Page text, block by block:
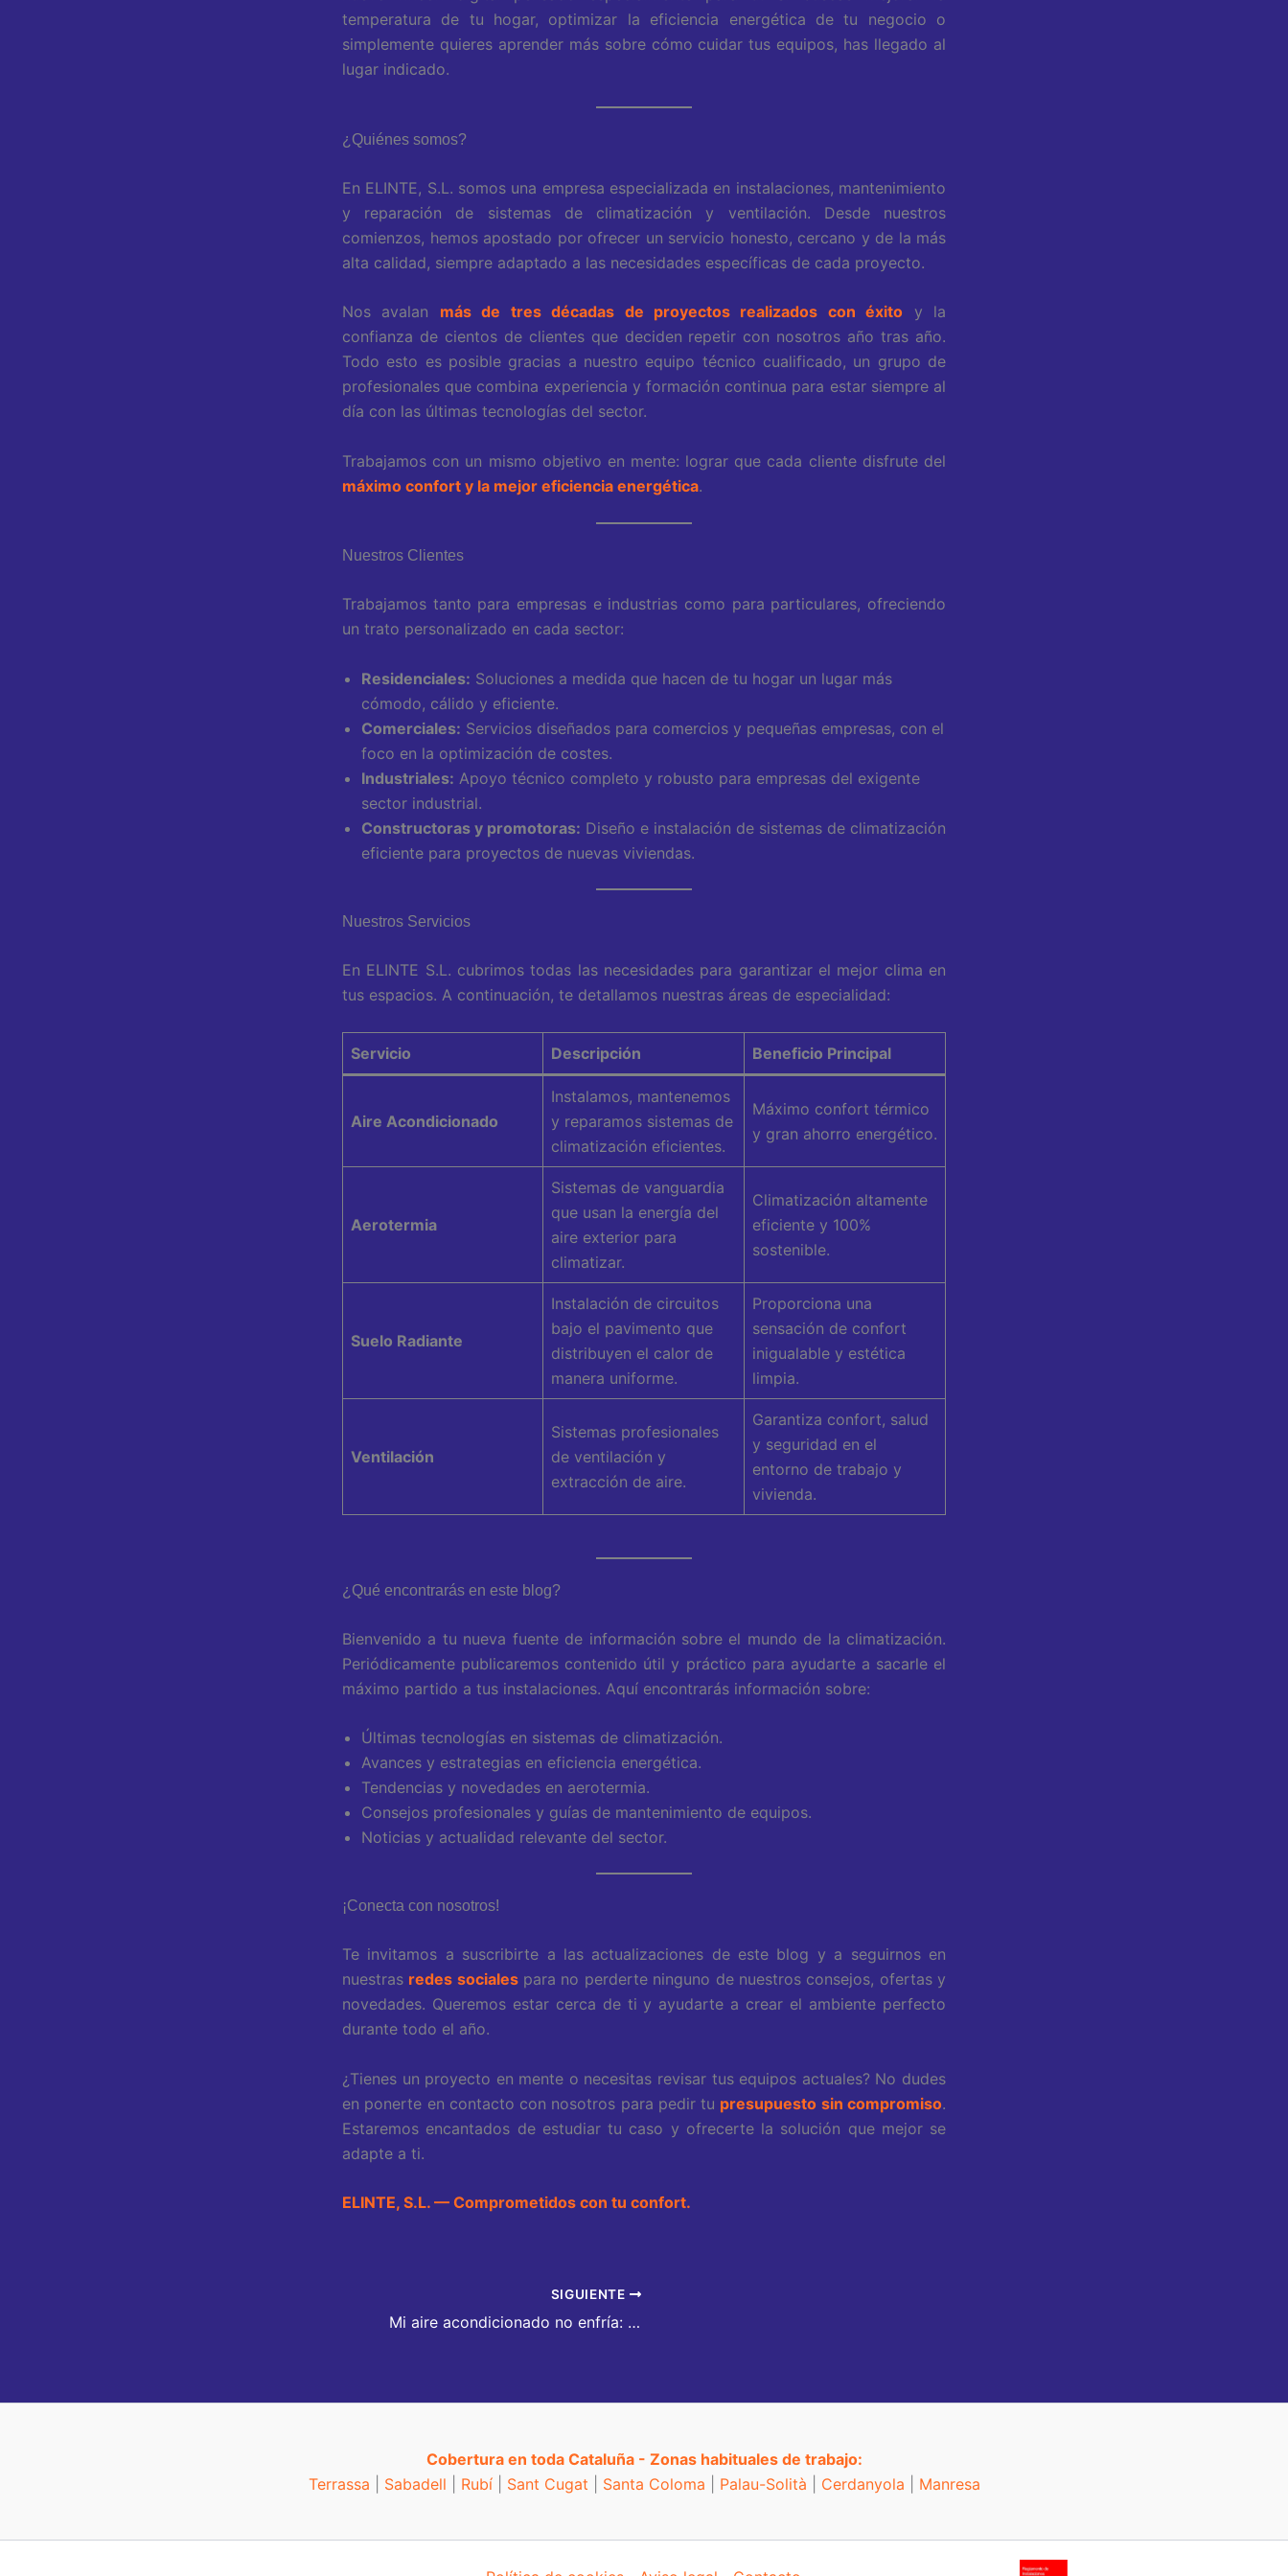
temperatura de tu hogar, optimizar la eficiencia energética de tu negocio o
simplemente quieres aprender más sobre cómo cuidar tus equipos, has llegado al
lugar indicado.
¿Quiénes somos?
En ELINTE, S.L. somos una empresa especializada en instalaciones, mantenimiento
y reparación de sistemas de climatización y ventilación. Desde nuestros
comienzos, hemos apostado por ofrecer un servicio honesto, cercano y de la más
alta calidad, siempre adaptado a las necesidades específicas de cada proyecto.
Nos avalan más de tres décadas de proyectos realizados con éxito y la
confianza de cientos de clientes que deciden repetir con nosotros año tras año.
Todo esto es posible gracias a nuestro equipo técnico cualificado, un grupo de
profesionales que combina experiencia y formación continua para estar siempre al
día con las últimas tecnologías del sector.
Trabajamos con un mismo objetivo en mente: lograr que cada cliente disfrute del
máximo confort y la mejor eficiencia energética.
Nuestros Clientes
Trabajamos tanto para empresas e industrias como para particulares, ofreciendo
un trato personalizado en cada sector:
Residenciales: Soluciones a medida que hacen de tu hogar un lugar más
cómodo, cálido y eficiente.
Comerciales: Servicios diseñados para comercios y pequeñas empresas, con el
foco en la optimización de costes.
Industriales: Apoyo técnico completo y robusto para empresas del exigente
sector industrial.
Constructoras y promotoras: Diseño e instalación de sistemas de climatización
eficiente para proyectos de nuevas viviendas.
Nuestros Servicios
En ELINTE S.L. cubrimos todas las necesidades para garantizar el mejor clima en
tus espacios. A continuación, te detallamos nuestras áreas de especialidad:
Servicio Descripción Beneficio Principal
Aire Acondicionado
Instalamos, mantenemos
y reparamos sistemas de
climatización eficientes.
Máximo confort térmico
y gran ahorro energético.
Aerotermia
Sistemas de vanguardia
que usan la energía del
aire exterior para
climatizar.
Climatización altamente
eficiente y 100%
sostenible.
Suelo Radiante
Instalación de circuitos
bajo el pavimento que
distribuyen el calor de
manera uniforme.
Proporciona una
sensación de confort
inigualable y estética
limpia.
Ventilación
Sistemas profesionales
de ventilación y
extracción de aire.
Garantiza confort, salud
y seguridad en el
entorno de trabajo y
vivienda.
¿Qué encontrarás en este blog?
Bienvenido a tu nueva fuente de información sobre el mundo de la climatización.
Periódicamente publicaremos contenido útil y práctico para ayudarte a sacarle el
máximo partido a tus instalaciones. Aquí encontrarás información sobre:
Últimas tecnologías en sistemas de climatización.
Avances y estrategias en eficiencia energética.
Tendencias y novedades en aerotermia.
Consejos profesionales y guías de mantenimiento de equipos.
Noticias y actualidad relevante del sector.
¡Conecta con nosotros!
Te invitamos a suscribirte a las actualizaciones de este blog y a seguirnos en
nuestras redes socialespara no perderte ninguno de nuestros consejos, ofertas y
novedades. Queremos estar cerca de ti y ayudarte a crear el ambiente perfecto
durante todo el año.
¿Tienes un proyecto en mente o necesitas revisar tus equipos actuales? No dudes
en ponerte en contacto con nosotros para pedir tu presupuesto sin compromiso.
Estaremos encantados de estudiar tu caso y ofrecerte la solución que mejor se
adapte a ti.
ELINTE, S.L. — Comprometidos con tu confort.
SIGUIENTE
Mi aire acondicionado no enfría: ¿Fuga de gas o suciedad?
Cobertura en toda Cataluña - Zonas habituales de trabajo:
Terrassa
Sabadell Rubí| Sant Cugat Santa Coloma Palau-Solità Cerdanyola Manresa